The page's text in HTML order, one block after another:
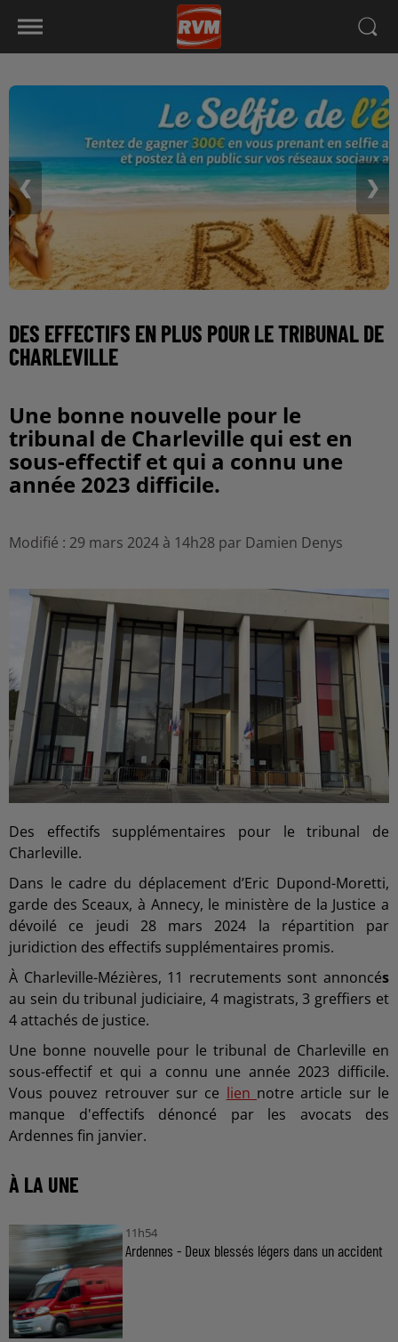
❮ ❯
DES EFFECTIFS EN PLUS POUR LE TRIBUNAL DE
CHARLEVILLE
Une bonne nouvelle pour le
tribunal de Charleville qui est en
sous-effectif et qui a connu une
année 2023 difficile.
Modifié : 29 mars 2024 à 14h28 par Damien Denys
Des effectifs supplémentaires pour le tribunal de
Charleville.
Dans le cadre du déplacement d’Eric Dupond-Moretti,
garde des Sceaux, à Annecy, le ministère de la Justice a
dévoilé ce jeudi 28 mars 2024 la répartition par
juridiction des effectifs supplémentaires promis.
À Charleville-Mézières, 11 recrutements sont annoncés
au sein du tribunal judiciaire, 4 magistrats, 3 greffiers et
4 attachés de justice.
Une bonne nouvelle pour le tribunal de Charleville en
sous-effectif et qui a connu une année 2023 difficile.
Vous pouvez retrouver sur ce lien notre article sur le
manque d'effectifs dénoncé par les avocats des
Ardennes fin janvier.
À LA UNE
11h54
Ardennes - Deux blessés légers dans un accident